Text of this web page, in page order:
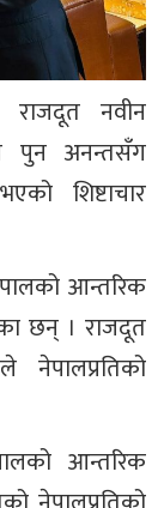
राजदूत नवीन
पुन अनन्तसँग
शिष्टाचार
आन्तरिक
छन् । राजदूत
नेपालप्रतिको
आन्तरिक